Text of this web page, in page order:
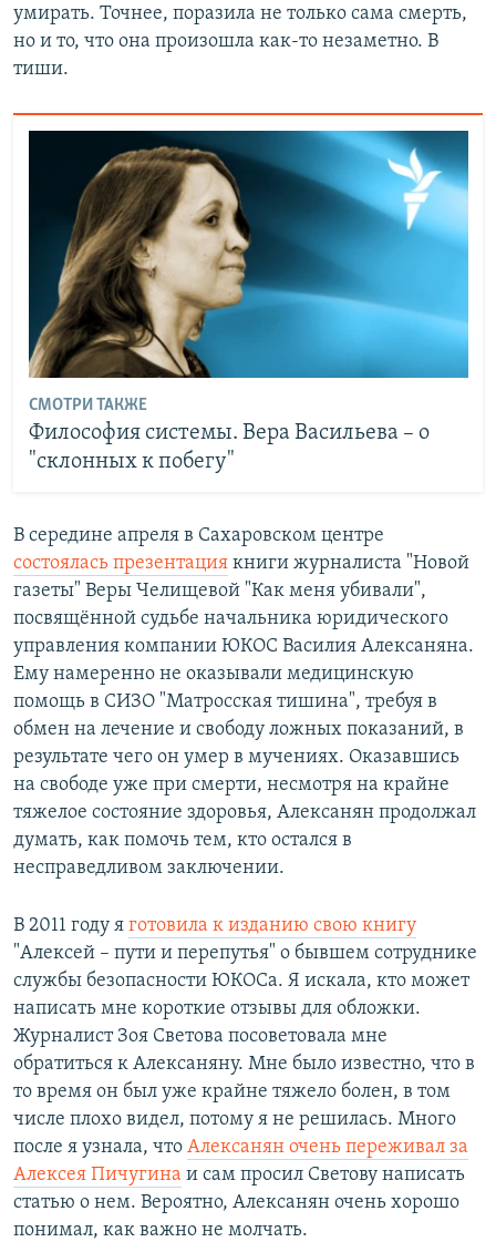
умирать. Точнее, поразила не только сама смерть,
но и то, что она произошла как-то незаметно. В
тиши.
СМОТРИ ТАКЖЕ
Философия системы. Вера Васильева – о
"склонных к побегу"
В середине апреля в Сахаровском центре
состоялась презентация книги журналиста "Новой
газеты" Веры Челищевой "Как меня убивали",
посвящённой судьбе начальника юридического
управления компании ЮКОС Василия Алексаняна.
Ему намеренно не оказывали медицинскую
помощь в СИЗО "Матросская тишина", требуя в
обмен на лечение и свободу ложных показаний, в
результате чего он умер в мучениях. Оказавшись
на свободе уже при смерти, несмотря на крайне
тяжелое состояние здоровья, Алексанян продолжал
думать, как помочь тем, кто остался в
несправедливом заключении.
В 2011 году я готовила к изданию свою книгу
"Алексей – пути и перепутья" о бывшем сотруднике
службы безопасности ЮКОСа. Я искала, кто может
написать мне короткие отзывы для обложки.
Журналист Зоя Светова посоветовала мне
обратиться к Алексаняну. Мне было известно, что в
то время он был уже крайне тяжело болен, в том
числе плохо видел, потому я не решилась. Много
после я узнала, что Алексанян очень переживал за
Алексея Пичугина и сам просил Светову написать
статью о нем. Вероятно, Алексанян очень хорошо
понимал, как важно не молчать.